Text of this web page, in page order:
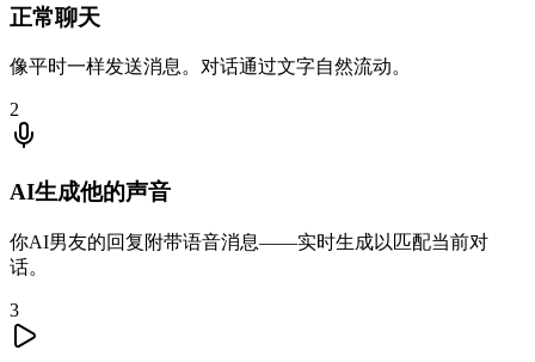
正常聊天
像平时一样发送消息。对话通过文字自然流动。
2
AI生成他的声音
你AI男友的回复附带语音消息——实时生成以匹配当前对
话。
3